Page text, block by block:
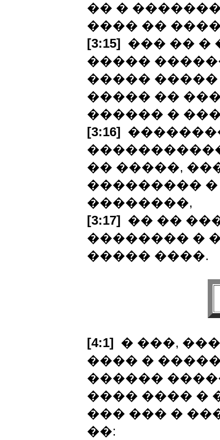
�� �
���� ��
[3:15] ��� �� �
�����
�����
����� ��
������ �
[3:16]
�� �����,
���������
��������,
[3:17] �� ��
�������� �
����� ����.
[4:1] � ���,
���� �
������
���� ���� �
��� ��� �
��: